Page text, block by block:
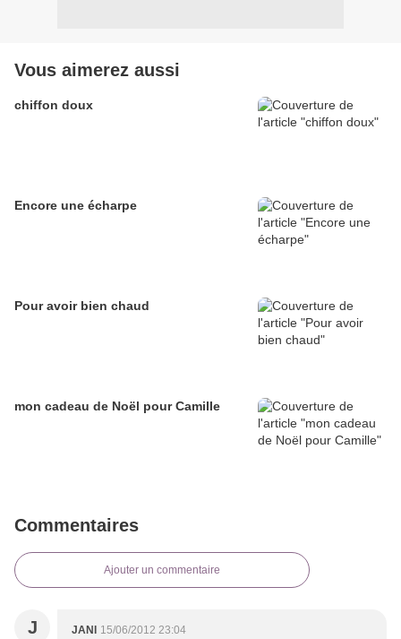
Vous aimerez aussi
chiffon doux
Encore une écharpe
Pour avoir bien chaud
mon cadeau de Noël pour Camille
Commentaires
Ajouter un commentaire
J JANI
15/06/2012 23:04